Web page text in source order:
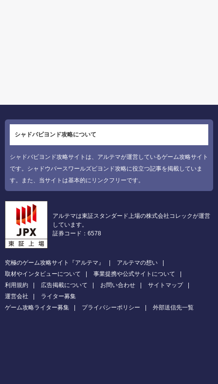
シャドバビヨンド攻略について
シャドバビヨンド攻略サイトは、アルテマが運営しているゲーム攻略サイト
です。シャドウバースワールズビヨンド攻略に役立つ記事を掲載していま
す。また、当サイトは基本的にリンクフリーです。
アルテマは東証スタンダード上場の株式会社コレックが運営
しています。
証券コード：6578
究極のゲーム攻略サイト『アルテマ』
アルテマの想い
取材やインタビューについて
事業提携や公式サイトについて
利用規約
広告掲載について お問い合わせ
サイトマップ
運営会社
ライター募集
ゲーム攻略ライター募集
プライバシーポリシー 外部送信先一覧